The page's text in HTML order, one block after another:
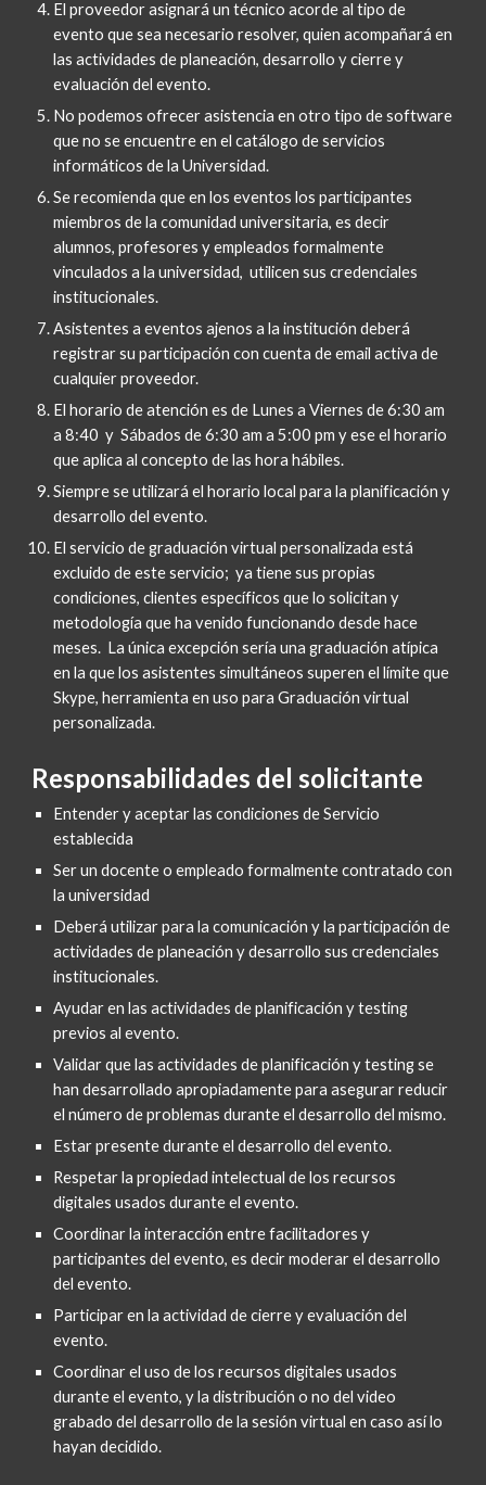
El proveedor asignará un técnico acorde al tipo de
evento que sea necesario resolver, quien acompañará en
las actividades de planeación, desarrollo y cierre y
evaluación del evento.
No podemos ofrecer asistencia en otro tipo de software
que no se encuentre en el catálogo de servicios
informáticos de la Universidad.
Se recomienda que en los eventos los participantes
miembros de la comunidad universitaria, es decir
alumnos, profesores y empleados formalmente
vinculados a la universidad,  utilicen sus credenciales
institucionales.
Asistentes a eventos ajenos a la institución deberá
registrar su participación con cuenta de email activa de
cualquier proveedor.
El horario de atención es de Lunes a Viernes de 6:30 am
a 8:40  y  Sábados de 6:30 am a 5:00 pm y ese el horario
que aplica al concepto de las hora hábiles.
Siempre se utilizará el horario local para la planificación y
desarrollo del evento.
El servicio de graduación virtual personalizada está
excluido de este servicio;  ya tiene sus propias
condiciones, clientes específicos que lo solicitan y
metodología que ha venido funcionando desde hace
meses.  La única excepción sería una graduación atípica
en la que los asistentes simultáneos superen el límite que
Skype, herramienta en uso para Graduación virtual
personalizada.
Responsabilidades del solicitante
Entender y aceptar las condiciones de Servicio
establecida
Ser un docente o empleado formalmente contratado con
la universidad
Deberá utilizar para la comunicación y la participación de
actividades de planeación y desarrollo sus credenciales
institucionales.
Ayudar en las actividades de planificación y testing
previos al evento.
Validar que las actividades de planificación y testing se
han desarrollado apropiadamente para asegurar reducir
el número de problemas durante el desarrollo del mismo.
Estar presente durante el desarrollo del evento.
Respetar la propiedad intelectual de los recursos
digitales usados durante el evento.
Coordinar la interacción entre facilitadores y
participantes del evento, es decir moderar el desarrollo
del evento.
Participar en la actividad de cierre y evaluación del
evento.
Coordinar el uso de los recursos digitales usados
durante el evento, y la distribución o no del video
grabado del desarrollo de la sesión virtual en caso así lo
hayan decidido.